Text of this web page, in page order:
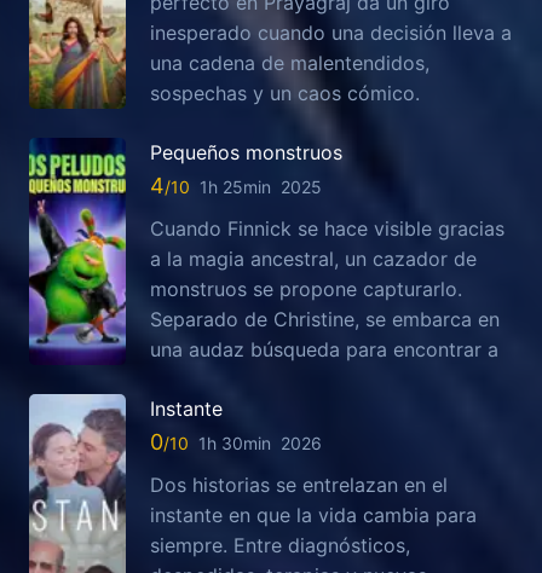
inesperado cuando una decisión lleva a
una cadena de malentendidos,
sospechas y un caos cómico.
Pequeños monstruos
4 1h 25min 2025
Cuando Finnick se hace visible gracias
a la magia ancestral, un cazador de
monstruos se propone capturarlo.
Separado de Christine, se embarca en
una audaz búsqueda para encontrar a
Instante
0 1h 30min 2026
Dos historias se entrelazan en el
instante en que la vida cambia para
siempre. Entre diagnósticos,